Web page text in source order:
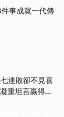
事成就一代傳
連敗卻不見喜
重坦言贏得辛